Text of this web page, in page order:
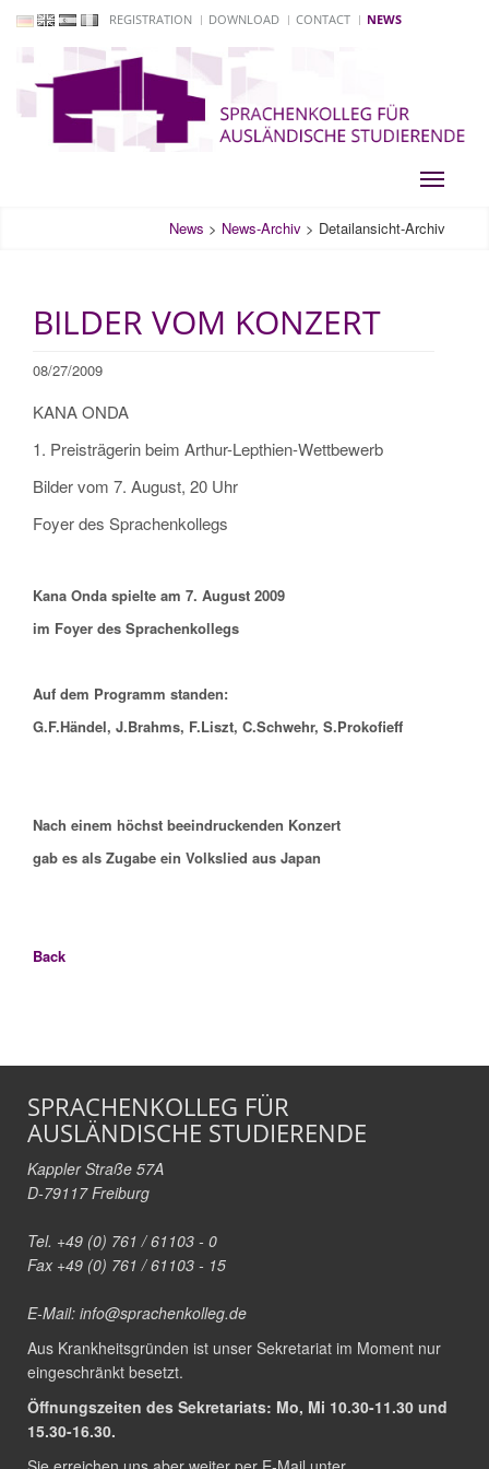
REGISTRATION DOWNLOAD CONTACT NEWS
Toggle
News > News-Archiv > Detailansicht-Archiv
BILDER VOM KONZERT
08/27/2009
KANA ONDA
1. Preisträgerin beim Arthur-Lepthien-Wettbewerb
Bilder vom 7. August, 20 Uhr
Foyer des Sprachenkollegs
Kana Onda spielte am 7. August 2009
im Foyer des Sprachenkollegs
Auf dem Programm standen:
G.F.Händel, J.Brahms, F.Liszt, C.Schwehr, S.Prokofieff
Nach einem höchst beeindruckenden Konzert
gab es als Zugabe ein Volkslied aus Japan
Back
SPRACHENKOLLEG FÜR
AUSLÄNDISCHE STUDIERENDE
Kappler Straße 57A
D-79117 Freiburg
Tel. +49 (0) 761 / 61103 - 0
Fax +49 (0) 761 / 61103 - 15
E-Mail: info@sprachenkolleg.de
Aus Krankheitsgründen ist unser Sekretariat im Moment nur
eingeschränkt besetzt.
Öffnungszeiten des Sekretariats: Mo, Mi 10.30-11.30 und
15.30-16.30.